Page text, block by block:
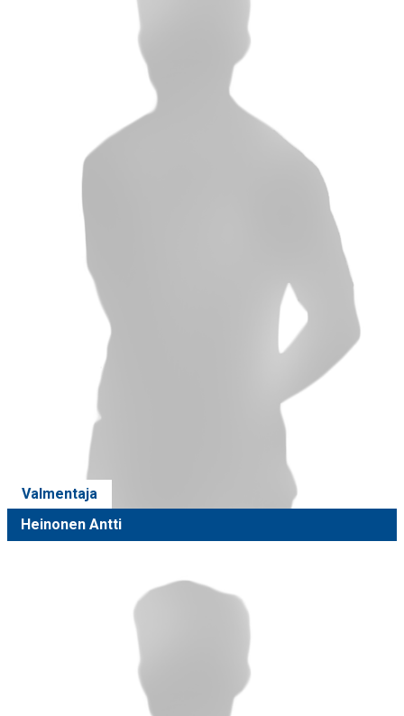
Valmentaja
Heinonen Antti